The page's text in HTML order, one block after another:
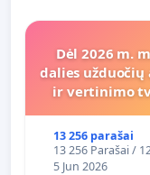
Dėl 2026 m.
dalies
ir vertinimo
13 256 parašai
13 256 Parašai /
5 Jun 2026